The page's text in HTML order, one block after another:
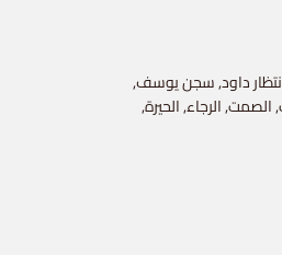
انتظار داود, سجن يوسف,
الرجاء, الحيرة,